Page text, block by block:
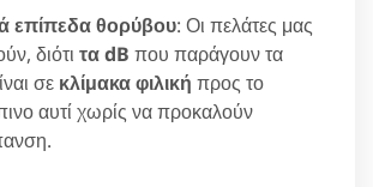
επίπεδα θορύβου: Οι πελάτες μας
διότι τα dB που παράγουν τα
σε κλίμακα φιλική προς το
αυτί χωρίς να προκαλούν